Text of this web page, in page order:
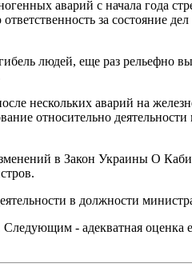
аварий с начала года
за состояние
людей, еще раз рельефно
нескольких аварий на
относительно деятельности
в Закон Украины О
в должности
- адекватная оценка